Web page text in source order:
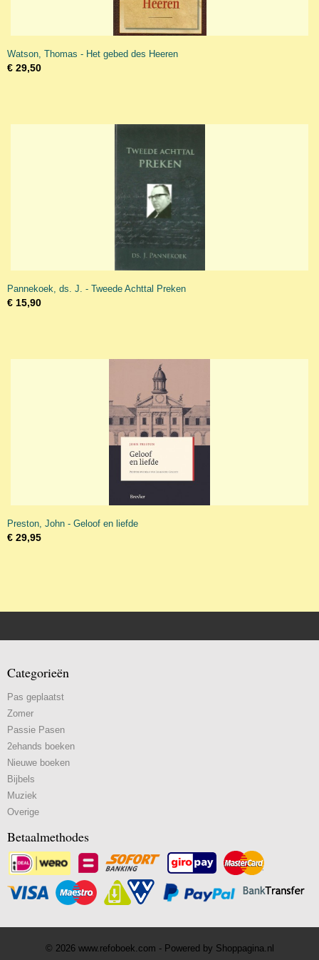
Watson, Thomas - Het gebed des Heeren
€ 29,50
Pannekoek, ds. J. - Tweede Achttal Preken
€ 15,90
Preston, John - Geloof en liefde
€ 29,95
Categorieën
Pas geplaatst
Zomer
Passie Pasen
2ehands boeken
Nieuwe boeken
Bijbels
Muziek
Overige
Betaalmethodes
© 2026 www.refoboek.com - Powered by Shoppagina.nl